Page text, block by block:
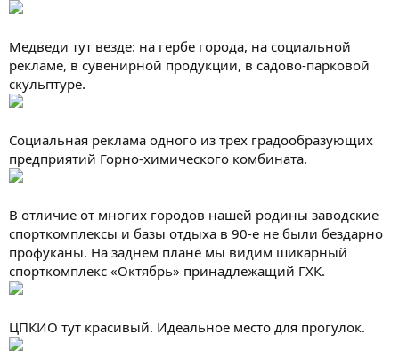
Медведи тут везде: на гербе города, на социальной
рекламе, в сувенирной продукции, в садово-парковой
скульптуре.
Социальная реклама одного из трех градообразующих
предприятий Горно-химического комбината.
В отличие от многих городов нашей родины заводские
спорткомплексы и базы отдыха в 90-е не были бездарно
профуканы. На заднем плане мы видим шикарный
спорткомплекс «Октябрь» принадлежащий ГХК.
ЦПКИО тут красивый. Идеальное место для прогулок.